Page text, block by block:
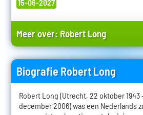
15-06-2027
Meer over: Robert Long
Biografie Robert Long
Robert Long (Utrecht, 22 oktober 1943
december 2006) was een Nederlands